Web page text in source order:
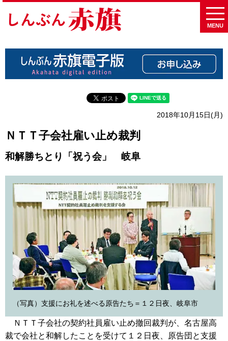
MENU
2018年10月15日(月)
ＮＴＴ子会社雇い止め裁判
和解勝ちとり「祝う会」 岐阜
（写真）支援にお礼を述べる原告たち＝１２日夜、岐阜市
ＮＴＴ子会社の契約社員雇い止め撤回裁判が、名古屋高
裁で会社と和解したことを受けて１２日夜、原告団と支援